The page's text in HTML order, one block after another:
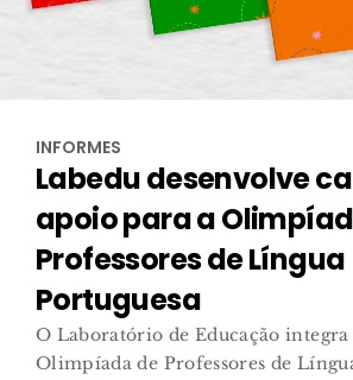
INFORMES
Labedu desenvolve
apoio para a
Professores de Língua
Portuguesa
O Laboratório de Educação integra
Olimpíada de Professores de